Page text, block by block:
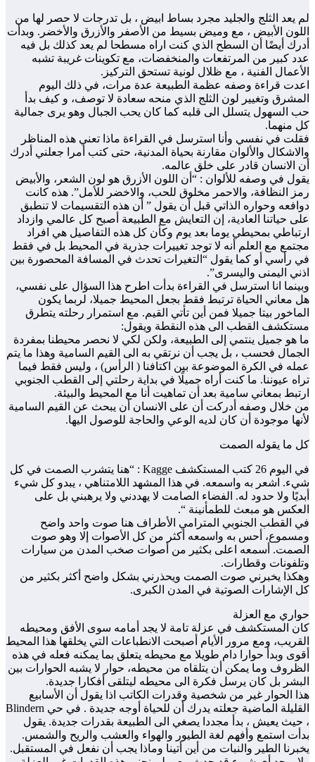
لم يعد الثلج والجليد مجرد بساط ابيض ، بل تدرجات لا حصر لها من
اللون الأبيض ، مع وميض بسيط من الأصفر والأزرق والأخضر. وبدأت
أدرك أيضًا أن السطح الذي كنت اراه مسطحا لم يعد كذلك بل فيه
عدد كبير من المرتفعات والمنخفضات، مع تكوينات غريبة تشبه
الأعمال الفنية ، مع ظلال لونية تستحق التركيز.
اعدت قراءة وصفه عظمة الطبيعة عدة مرات، في ذلك اليوم
المشرق وتغيير لون الثلج الذي منحه سعادة لا توصف، و كيف بدأ
حب السهول يتسلل الى قلبه كما كان يحب الجبال وهو يرى جمالية
كل منهما.
فقلت في نفسي وأنا استرسل في القراءة ماذا تعني هذه المناظر
والاشكال والألوان مقارنة بحياة المدنية، حتى كتب أمرا جعلني أدرك
أن الانسان قادر على خلق عالمه.
يقول في وصفه للألوان : “أن اللون الأزرق هو لون الشعر، والأبيض
رمز النظافة، والاحمر مخلوق للحب، والاخضر للأمل”. هذه كانت
دوافعه وحواره الذاتي قبل أن يقول ” أن هذه التقسيمات لا تنطبق
على حياتنا العادية، إن التعايش مع الطبيعة أصبح كل عالمي وازداد
ارتباطي بمحيطي يوما بعد يوم وكأن كل هذه التفاصيل هي افراد
مجتمع مع العلم أنه لا توجد تغييرات جذرية في المحيط بل في فقط
في رأسي أو كما يقول “التغيرات تحدث في المسافة المحصورة بين
اذني اليمنى واليسرى”.
وبينما انا استرسل في القراءة بدأت اطرح هذا السؤال على نفسي،
هل معاني الحياة ترتبط فقط بجعل المحيط جميلا، لربما يكون
الماخور بيتا جميلا فمن أين تأتي القيم. مع استمرار رحلته يتطرق
مستكشف القطب الى هذه النقطة ويقول:
ما هو جميل ينتمي إلى الطبيعة، ولكن لكي لا نحصر محيطنا بمفردة
الجمال فحسب ، بل يجب أن نرتقي به الى القيم السامية وهذا ما يتم
عمله في الكرة الموضوعة بين اكتافنا ( الرأس) ، وليس فقط فيما
تراه عيوننا. ما كنت أراه جميلًا في بداية رحلتي إلى القطب الجنوبي
ارتبط بمعاني سامية بعد أن تماهيت أنا مع المحيط والبيئة.
من خلال وصفه أدركت أن على الانسان أن يبحث عن القيم السامية
لأنها موجودة أن كان لديه الوعي والحاجة للوصول اليها.
كل ما يقوله الصمت
في اليوم 26 كتب المستكشف Kagge : “هنا يتشرب الصمت في كل
شيء. اشعر به واسمعه. في هذا المشهد اللامتناهي ، يبدو كل شيء
أبديًا ولا حدود له. الفضاء الصامت لا يهددني ولا يرهبني بل على
العكس هو مبعث للطمأنينة “.
في القطب الجنوبي المترامي الأطراف هنا صوت واحد واضح
ومسموع، أحس به واسمعه أكثر من كل الأصوات إلا وهو صوت
الصمت. أسمعه اعلى بكثير من أصوات صخب المدن من سيارات
وتلفونات وقطارات.
وهكذا يخبرني صوت الصمت ويحذرني بشكل واضح أكثر بكثير من
كل الإشارات الصوتية في المدن الكبرى.
حواري مع العزلة
كان المستكشف في عزلة تامة لا يجد أمامه سوى الأفق ومحيطه
القريب، ومع مرور الأيام أصبحت الانطباعات التي يخلقها هذا المحيط
أقوى وبدأ حوارا دام طويلا مع محيطه يتعلق بما يمكنه فعله في هذه
الظروف وما يمكن أن يتلقاه من محيطه، حوار لا يشبه الحوارات بين
البشر بل كان يرسل فكرة الى محيطه ليتلقى أفكارا جديدة.
هذا الحوار غير من شخصية وقدرات الكاتب اذا يقول أن الأسابيع
القليلة الماضية جعلته يدرك أن للحياة أوجه جديدة . في حي Blindern
، حيث يعيش ، بدأ مجددا يصغي الى الطبيعة بقدرات جديدة. يقول
بدأت استمع وأفهم لغة الطيور والهواء والعشب والريح والشمس.
يخبرنا الطير والنبات من أين أتينا وماذا يجب أن نفعل في المستقبل.